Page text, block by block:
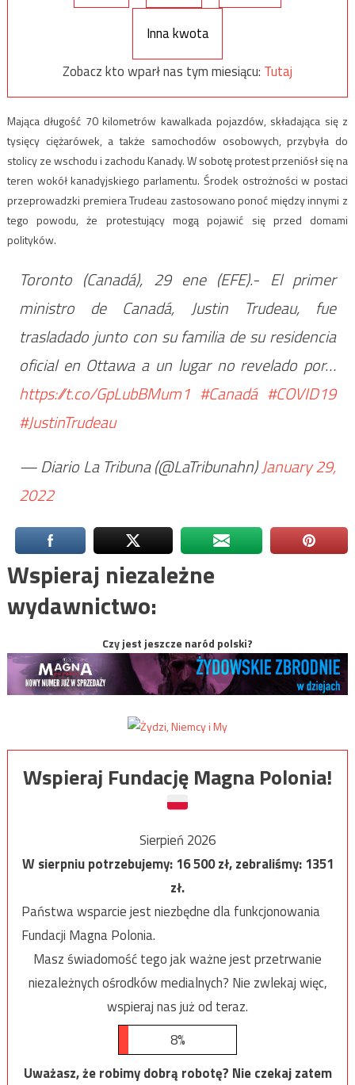
Inna kwota
Zobacz kto wparł nas tym miesiącu: Tutaj
Mająca długość 70 kilometrów kawalkada pojazdów, składająca się z
tysięcy ciężarówek, a także samochodów osobowych, przybyła do
stolicy ze wschodu i zachodu Kanady. W sobotę protest przeniósł się na
teren wokół kanadyjskiego parlamentu. Środek ostrożności w postaci
przeprowadzki premiera Trudeau zastosowano ponoć między innymi z
tego powodu, że protestujący mogą pojawić się przed domami
polityków.
Toronto (Canadá), 29 ene (EFE).- El primer
ministro de Canadá, Justin Trudeau, fue
trasladado junto con su familia de su residencia
oficial en Ottawa a un lugar no revelado por…
https://t.co/GpLubBMum1 #Canadá #COVID19
#JustinTrudeau
— Diario La Tribuna (@LaTribunahn)January 29,
2022
Wspieraj niezależne
wydawnictwo:
Czy jest jeszcze naród polski?
Wspieraj Fundację Magna Polonia!
Sierpień 2026
W sierpniu potrzebujemy:16 500zł, zebraliśmy:1351
zł.
Państwa wsparcie jest niezbędne dla funkcjonowania
Fundacji Magna Polonia.
Masz świadomość tego jak ważne jest przetrwanie
niezależnych ośrodków medialnych? Nie zwlekaj więc,
wspieraj nas już od teraz.
8%
Uważasz, że robimy dobrą robotę? Nie czekaj zatem